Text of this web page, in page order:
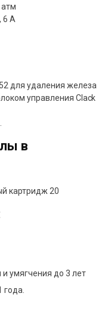
6 А
для удаления железа
управления Clack
в
картридж 20
умягчения до 3 лет
года.